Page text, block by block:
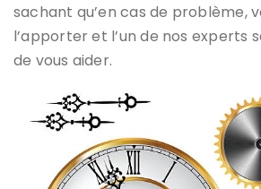
sachant qu’en cas de problème,
l’apporter et l’un de nos experts
de vous aider.